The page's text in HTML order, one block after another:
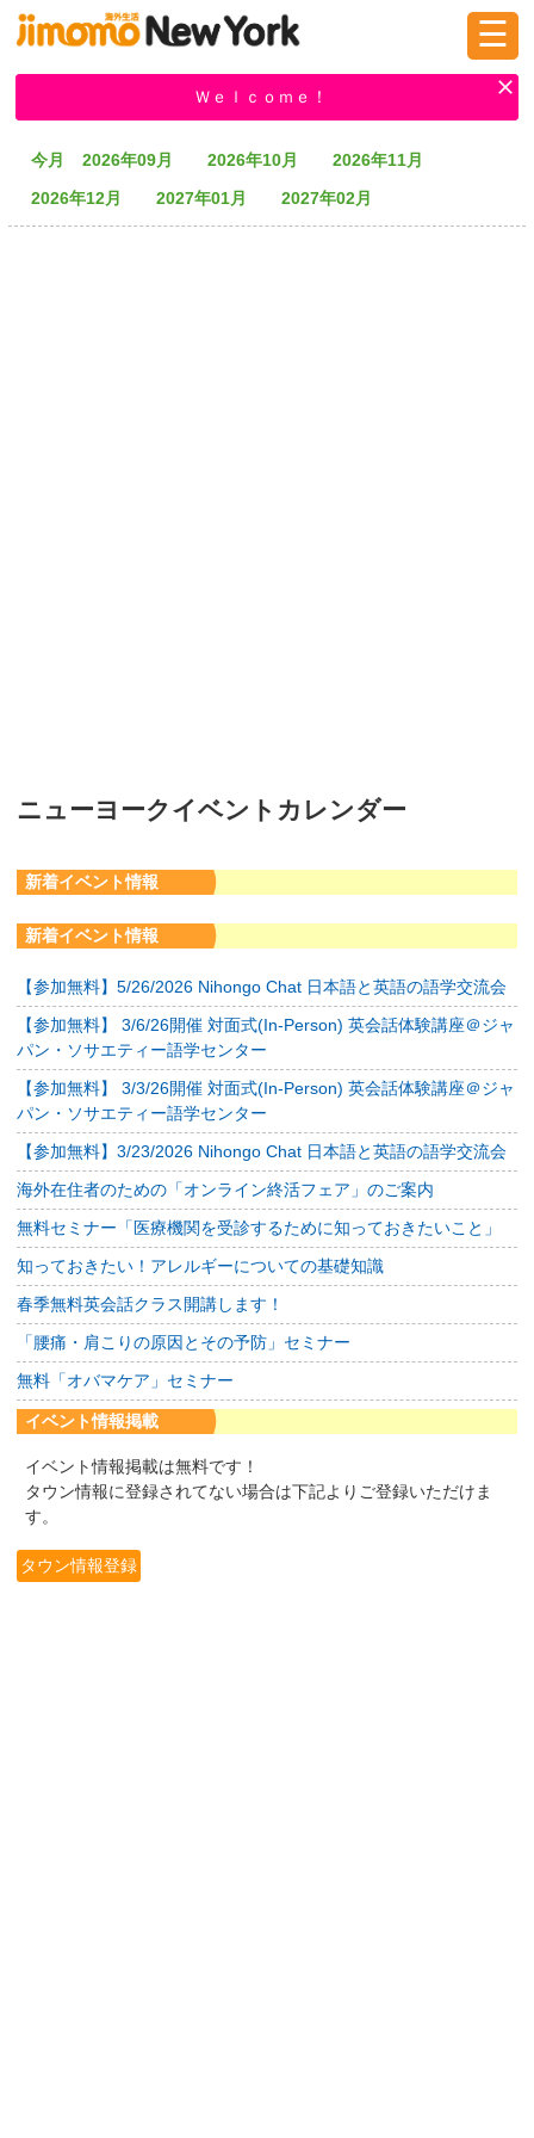
掲示板 タウン情報 教えて！
☰
Ｗｅｌｃｏｍｅ！
今月 2026年09月 2026年10月
2026年11月
2026年12月
2027年01月 2027年02月
ニューヨークイベントカレンダー
新着イベント情報
新着イベント情報
【参加無料】5/26/2026 Nihongo Chat 日本語と英語の語学交流会
【参加無料】 3/6/26開催 対面式(In-Person) 英会話体験講座＠ジャ
パン・ソサエティー語学センター
【参加無料】 3/3/26開催 対面式(In-Person) 英会話体験講座＠ジャ
パン・ソサエティー語学センター
【参加無料】3/23/2026 Nihongo Chat 日本語と英語の語学交流会
海外在住者のための「オンライン終活フェア」のご案内
無料セミナー「医療機関を受診するために知っておきたいこと」
知っておきたい！アレルギーについての基礎知識
春季無料英会話クラス開講します！
「腰痛・肩こりの原因とその予防」セミナー
無料「オバマケア」セミナー
イベント情報掲載
イベント情報掲載は無料です！
タウン情報に登録されてない場合は下記よりご登録いただけま
す。
タウン情報登録